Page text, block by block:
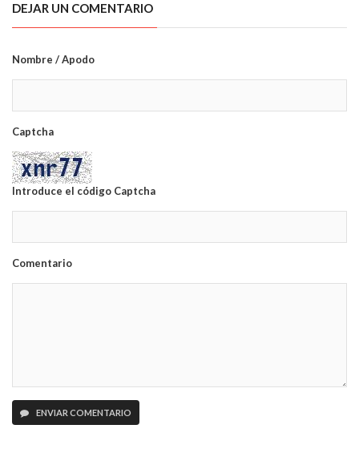
DEJAR UN COMENTARIO
Nombre / Apodo
Captcha
Introduce el código Captcha
Comentario
ENVIAR COMENTARIO